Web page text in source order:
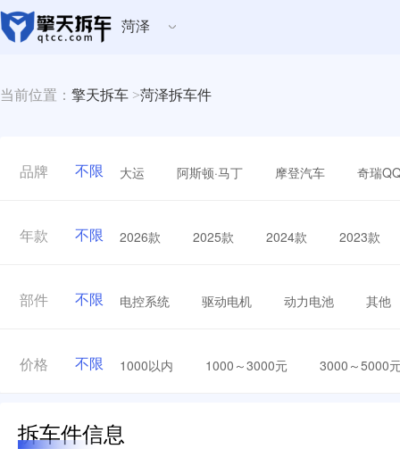
菏泽
当前位置： 擎天拆车 >菏泽拆车件
品牌 不限 大运 阿斯顿·马丁 摩登汽车 奇瑞
年款 不限 2026款 2025款 2024款 2023款
部件 不限 电控系统 驱动电机 动力电池 其他
价格 不限 1000以内 1000～3000元 3000～5000
拆车件信息